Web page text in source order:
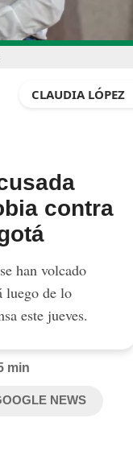
CLAUDIA LÓPEZ
contra
han volcado
luego de lo
este jueves.
min
NEWS